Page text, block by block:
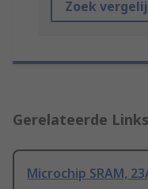
Zoek
Gerelateerde Links
Microchip SRAM,